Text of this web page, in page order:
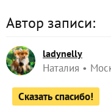
Автор записи:
ladynelly
Наталия
Сказать спасибо!